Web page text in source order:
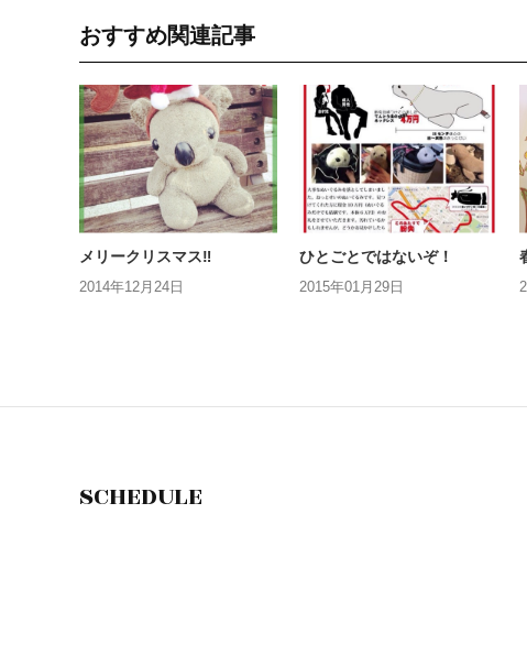
おすすめ関連記事
メリークリスマス‼︎
2014年12月24日
ひとごとではないぞ！
2015年01月29日
SCHEDULE